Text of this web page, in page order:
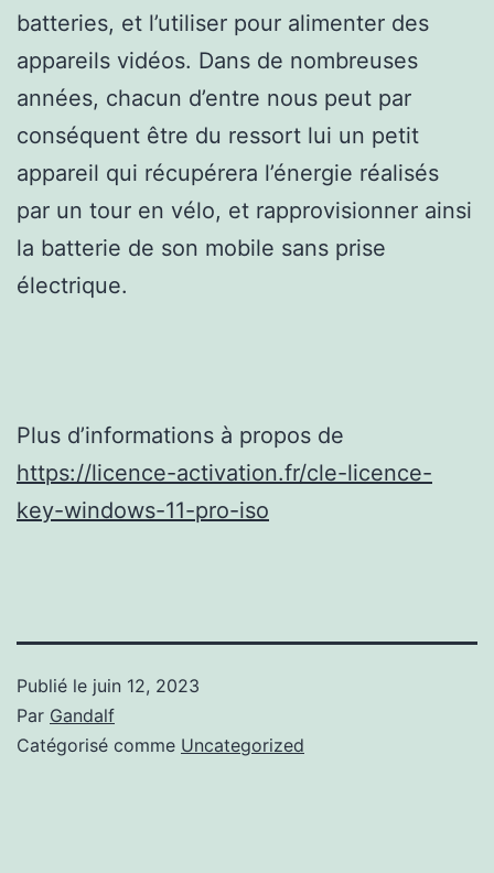
batteries, et l’utiliser pour alimenter des
appareils vidéos. Dans de nombreuses
années, chacun d’entre nous peut par
conséquent être du ressort lui un petit
appareil qui récupérera l’énergie réalisés
par un tour en vélo, et rapprovisionner ainsi
la batterie de son mobile sans prise
électrique.
Plus d’informations à propos de
https://licence-activation.fr/cle-licence-
key-windows-11-pro-iso
Publié le juin 12, 2023
Par Gandalf
Catégorisé comme Uncategorized